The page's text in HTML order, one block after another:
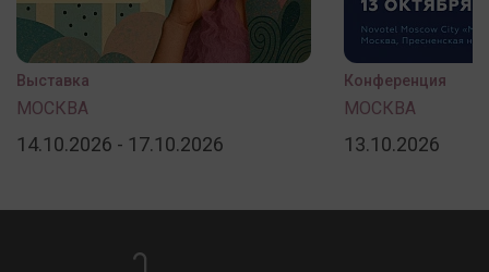
Выставка
МОСКВА
14.10.2026 - 17.10.2026
Конференция
МОСКВА
13.10.2026